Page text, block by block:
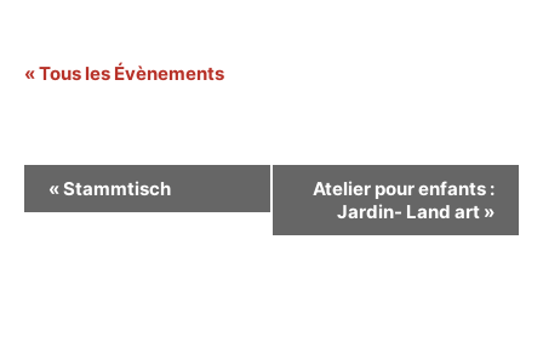
« Tous les Évènements
Navigation
«Stammtisch
Atelier pour enfants :
Jardin- Land art »